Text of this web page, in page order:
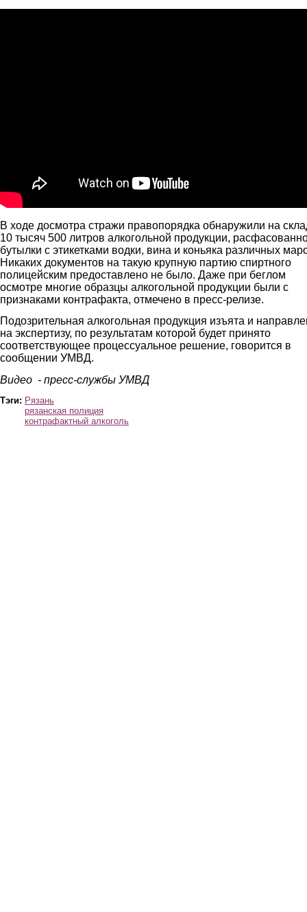
В ходе досмотра стражи правопорядка обнаружили на
10 тысяч 500 литров алкогольной продукции,
бутылки с этикетками водки, вина и коньяка различных
Никаких документов на такую крупную партию спиртного
полицейским предоставлено не было. Даже при беглом
осмотре многие образцы алкогольной продукции были с
признаками контрафакта, отмечено в пресс-релизе.
Подозрительная алкогольная продукция изъята и
на экспертизу, по результатам которой будет принято
соответствующее процессуальное решение, говорится в
сообщении УМВД.
Видео - пресс-службы УМВД
Тэги: Рязань
рязанская полиция
контрафактный алкоголь